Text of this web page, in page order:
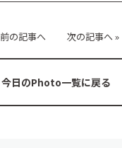
前の記事へ 次の記事へ»
今日のPhoto一覧に戻る